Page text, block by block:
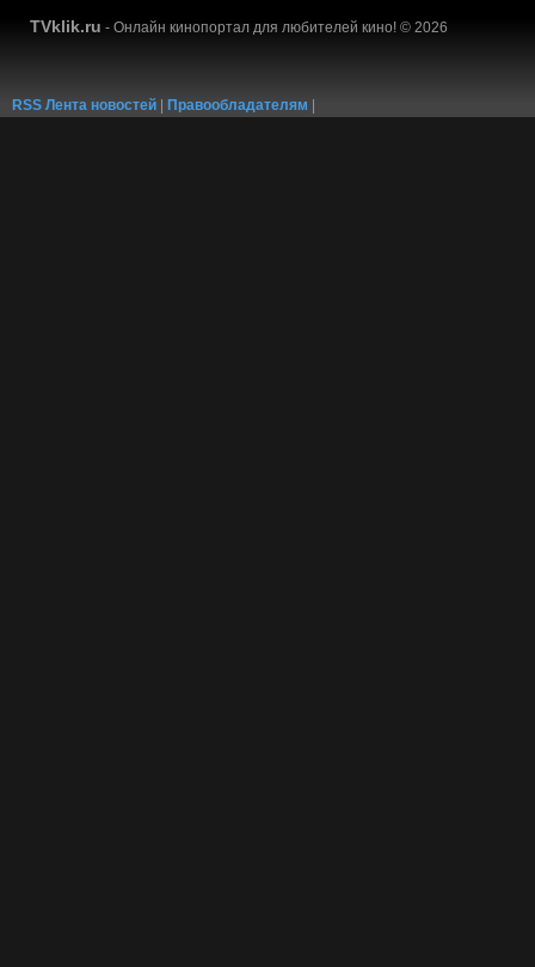
TVklik.ru - Онлайн кинопортал для любителей кино! © 2026
RSS Лента новостей Правообладателям